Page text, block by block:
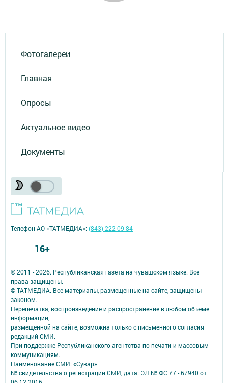
Фотогалереи
Главная
Опросы
Актуальное видео
Документы
© 2011 - 2026. Республиканская газета на чувашском языке. Все
права защищены.
© ТАТМЕДИА. Все материалы, размещенные на сайте, защищены
законом.
Перепечатка, воспроизведение и распространение в любом объеме
информации,
размещенной на сайте, возможна только с письменного согласия
редакций СМИ.
При поддержке Республиканского агентства по печати и массовым
коммуникациям.
Наименование СМИ: «Сувар»
№ свидетельства о регистрации СМИ, дата: ЭЛ № ФС 77 - 67940 от
Телефон АО «ТАТМЕДИА»:(843) 222 09 84
16+